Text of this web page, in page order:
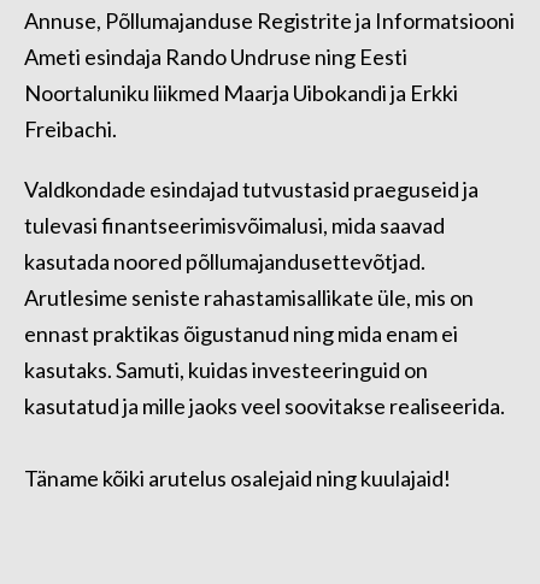
Annuse, Põllumajanduse Registrite ja Informatsiooni
Ameti esindaja Rando Undruse ning Eesti
Noortaluniku liikmed Maarja Uibokandi ja Erkki
Freibachi.
Valdkondade esindajad tutvustasid praeguseid ja
tulevasi finantseerimisvõimalusi, mida saavad
kasutada noored põllumajandusettevõtjad.
Arutlesime seniste rahastamisallikate üle, mis on
ennast praktikas õigustanud ning mida enam ei
kasutaks. Samuti, kuidas investeeringuid on
kasutatud ja mille jaoks veel soovitakse realiseerida.
Täname kõiki arutelus osalejaid ning kuulajaid!